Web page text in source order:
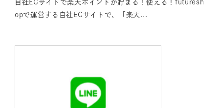
自社ECサイトで楽天ポイントが貯まる！使える！futuresh
opで運営する自社ECサイトで、「楽天...